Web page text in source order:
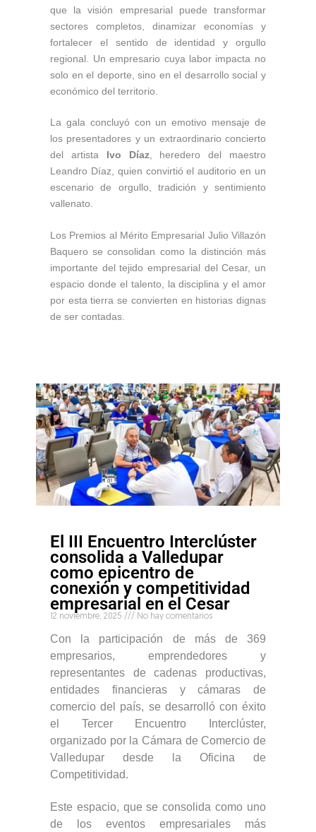
que la visión empresarial puede transformar
sectores completos, dinamizar economías y
fortalecer el sentido de identidad y orgullo
regional. Un empresario cuya labor impacta no
solo en el deporte, sino en el desarrollo social y
económico del territorio.
La gala concluyó con un emotivo mensaje de
los presentadores y un extraordinario concierto
del artista
Ivo Díaz, heredero del maestro
Leandro Díaz, quien convirtió el auditorio en un
escenario de orgullo, tradición y sentimiento
vallenato.
Los Premios al Mérito Empresarial Julio Villazón
Baquero se consolidan como la distinción más
importante del tejido empresarial del Cesar, un
espacio donde el talento, la disciplina y el amor
por esta tierra se convierten en historias dignas
de ser contadas.
El III Encuentro Interclúster
consolida a Valledupar
como epicentro de
conexión y competitividad
empresarial en el Cesar
12 noviembre, 2025 No hay comentarios
Con la participación de más de 369
empresarios, emprendedores y
representantes de cadenas productivas,
entidades financieras y cámaras de
comercio del país, se desarrolló con éxito
el Tercer Encuentro Interclúster,
organizado por la Cámara de Comercio de
Valledupar desde la Oficina de
Competitividad.
Este espacio, que se consolida como uno
de los eventos empresariales más